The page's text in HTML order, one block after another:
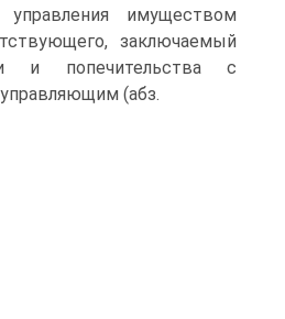
управления имуществом
заключаемый
и попечительства с
(абз.